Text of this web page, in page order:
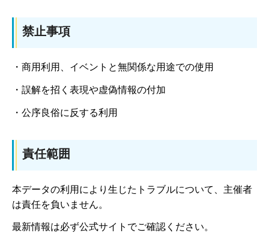
禁止事項
・商用利用、イベントと無関係な用途での使用
・誤解を招く表現や虚偽情報の付加
・公序良俗に反する利用
責任範囲
本データの利用により生じたトラブルについて、主催者
は責任を負いません。
最新情報は必ず公式サイトでご確認ください。